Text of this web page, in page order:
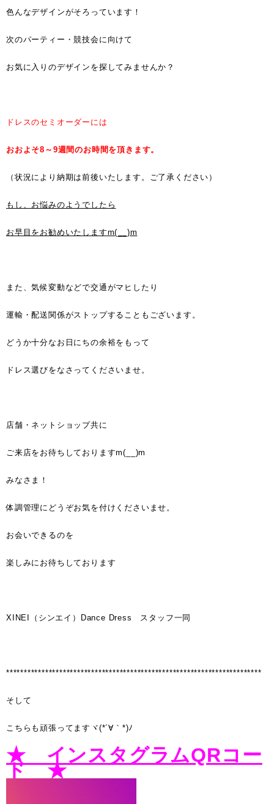
色んなデザインがそろっています！
次のパーティー・競技会に向けて
お気に入りのデザインを探してみませんか？
ドレスのセミオーダーには
おおよそ8～9週間のお時間を頂きます。
（状況により納期は前後いたします。ご了承ください）
もし、お悩みのようでしたら
お早目をお勧めいたしますm(__)m
また、気候変動などで交通がマヒしたり
運輸・配送関係がストップすることもございます。
どうか十分なお日にちの余裕をもって
ドレス選びをなさってくださいませ。
店舗・ネットショップ共に
ご来店をお待ちしておりますm(__)m
みなさま！
体調管理にどうぞお気を付けくださいませ。
お会いできるのを
楽しみにお待ちしております
XINEI（シンエイ）Dance Dress スタッフ一同
************************************************************************
そして
こちらも頑張ってますヾ(*´∀｀*)ﾉ
★ インスタグラムQRコー
ド ★